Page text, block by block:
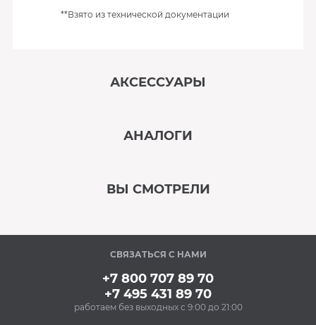
**Взято из технической документации
АКСЕССУАРЫ
АНАЛОГИ
ВЫ СМОТРЕЛИ
В наличии
СВЯЗАТЬСЯ С НАМИ
+7 800 707 89 70
+7 495 431 89 70
работаем без выходных с 9:00 до 21:00